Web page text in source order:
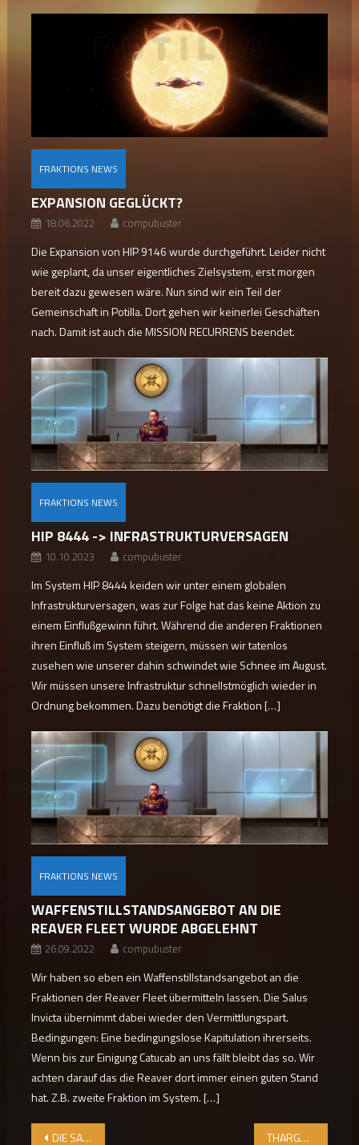
FRAKTIONS NEWS
EXPANSION GEGLÜCKT?
18.06.2022 compubuster
Die Expansion von HIP 9146 wurde durchgeführt. Leider nicht
wie geplant, da unser eigentliches Zielsystem, erst morgen
bereit dazu gewesen wäre. Nun sind wir ein Teil der
Gemeinschaft in Potilla. Dort gehen wir keinerlei Geschäften
nach. Damit ist auch die MISSION RECURRENS beendet.
FRAKTIONS NEWS
HIP 8444 -> INFRASTRUKTURVERSAGEN
10.10.2023 compubuster
Im System HIP 8444 keiden wir unter einem globalen
Infrastrukturversagen, was zur Folge hat das keine Aktion zu
einem Einflußgewinn führt. Während die anderen Fraktionen
ihren Einfluß im System steigern, müssen wir tatenlos
zusehen wie unserer dahin schwindet wie Schnee im August.
Wir müssen unsere Infrastruktur schnellstmöglich wieder in
Ordnung bekommen. Dazu benötigt die Fraktion […]
FRAKTIONS NEWS
WAFFENSTILLSTANDSANGEBOT AN DIE
REAVER FLEET WURDE ABGELEHNT
26.09.2022 compubuster
Wir haben so eben ein Waffenstillstandsangebot an die
Fraktionen der Reaver Fleet übermitteln lassen. Die Salus
Invicta übernimmt dabei wieder den Vermittlungspart.
Bedingungen: Eine bedingungslose Kapitulation ihrerseits.
Wenn bis zur Einigung Catucab an uns fällt bleibt das so. Wir
achten darauf das die Reaver dort immer einen guten Stand
hat. Z.B. zweite Fraktion im System. […]
Beitragsnavigation
DIE SALVATION STRATEGIE THARGOIDEN STARTEN ANGRIFF IN HIP 22460